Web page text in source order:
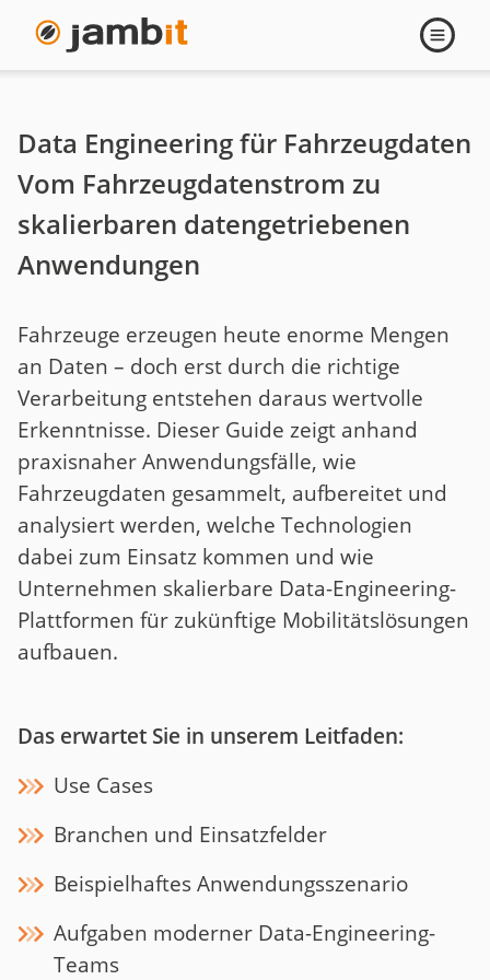
öffnen
Data Engineering für Fahrzeugdaten
Vom Fahrzeugdatenstrom zu
skalierbaren datengetriebenen
Anwendungen
Fahrzeuge erzeugen heute enorme Mengen
an Daten – doch erst durch die richtige
Verarbeitung entstehen daraus wertvolle
Erkenntnisse. Dieser Guide zeigt anhand
praxisnaher Anwendungsfälle, wie
Fahrzeugdaten gesammelt, aufbereitet und
analysiert werden, welche Technologien
dabei zum Einsatz kommen und wie
Unternehmen skalierbare Data-Engineering-
Plattformen für zukünftige Mobilitätslösungen
aufbauen.
Das erwartet Sie in unserem Leitfaden:
Use Cases
Branchen und Einsatzfelder
Beispielhaftes Anwendungsszenario
Aufgaben moderner Data-Engineering-
Teams